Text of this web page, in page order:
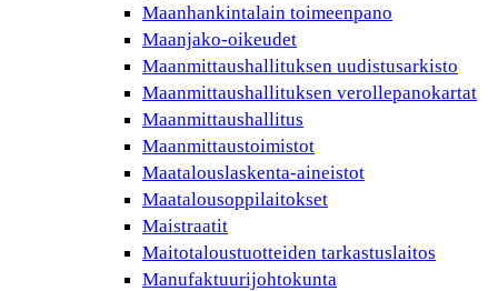
Maanhankintalain toimeenpano
Maanjako-oikeudet
Maanmittaushallituksen uudistusarkisto
Maanmittaushallituksen verollepanokartat
Maanmittaushallitus
Maanmittaustoimistot
Maatalouslaskenta-aineistot
Maatalousoppilaitokset
Maistraatit
Maitotaloustuotteiden tarkastuslaitos
Manufaktuurijohtokunta